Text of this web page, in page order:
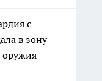
с
в зону